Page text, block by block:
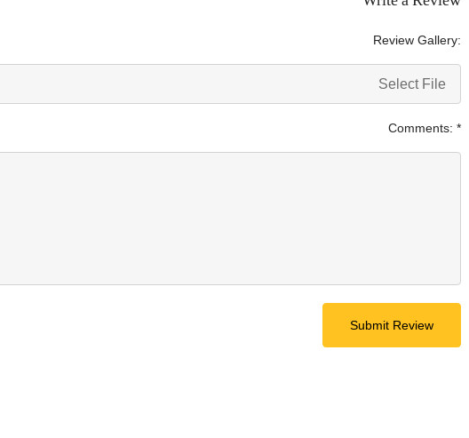
Review Gallery:
Select File
Comments: *
Submit Review